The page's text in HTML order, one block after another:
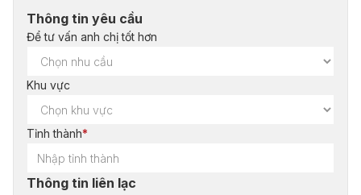
Thông tin yêu cầu
Để tư vấn anh chị tốt hơn
Khu vực
Tỉnh thành*
Thông tin liên lạc